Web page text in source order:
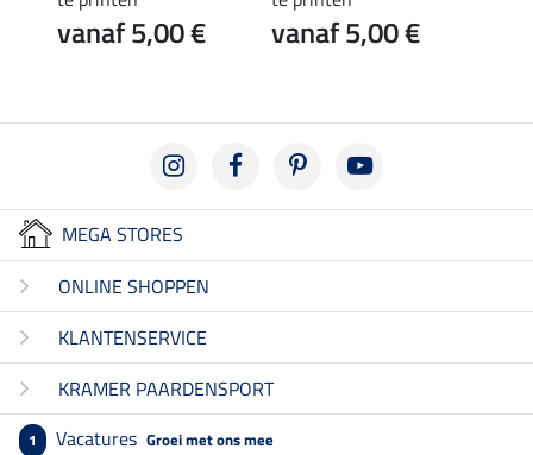
vanaf 5,00 € vanaf 5,00 €
MEGA STORES
ONLINE SHOPPEN
KLANTENSERVICE
KRAMER PAARDENSPORT
1 Vacatures Groei met ons mee